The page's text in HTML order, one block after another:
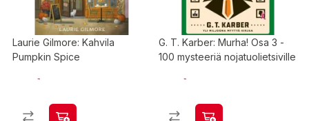
Laurie Gilmore: Kahvila
Pumpkin Spice
G. T. Karber: Murha! Osa 3 -
100 mysteeriä nojatuolietsiville